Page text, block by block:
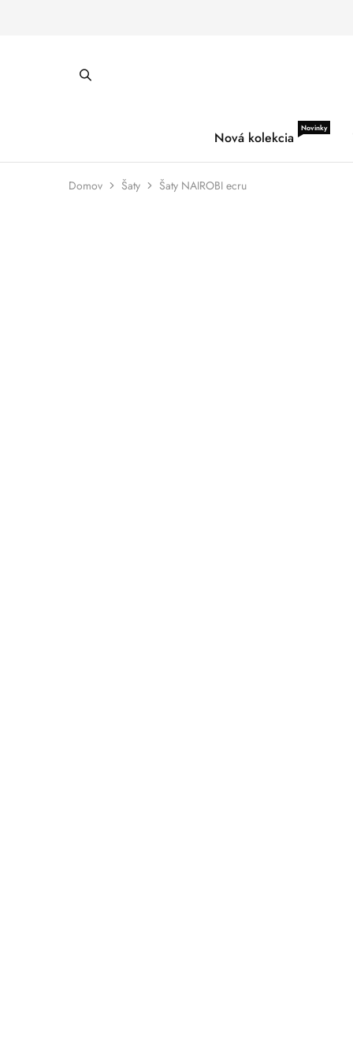
Nová kolekcia
Novinky
Domov Šaty Šaty NAIROBI ecru